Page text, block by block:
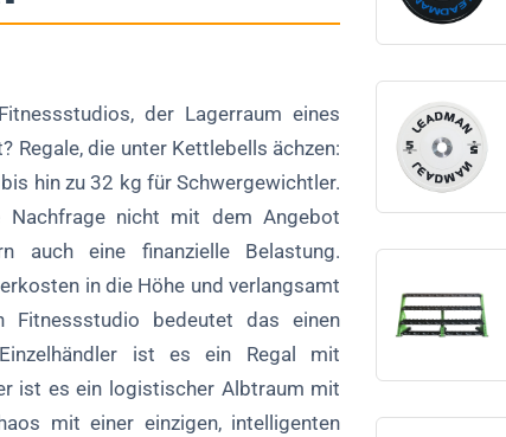
der Lagerraum eines
Regale, die unter Kettlebells ächzen:
hin zu 32 kg für Schwergewichtler.
nicht mit dem Angebot
auch eine finanzielle Belastung.
in die Höhe und verlangsamt
Fitnessstudio bedeutet das einen
ist es ein Regal mit
ist es ein logistischer Albtraum mit
mit einer einzigen, intelligenten